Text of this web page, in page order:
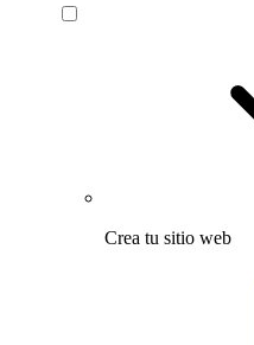
Crea tu sitio web